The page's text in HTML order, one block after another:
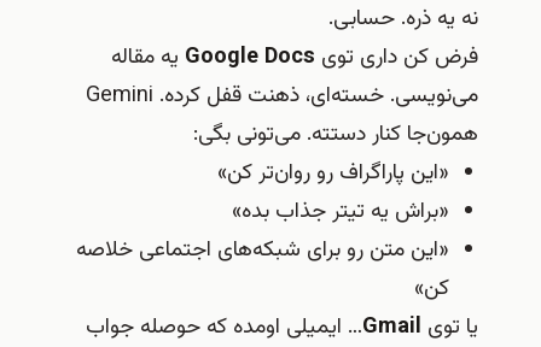
نه یه ذره. حسابی.
فرض کن داری توی Google Docs یه مقاله
می‌نویسی. خسته‌ای، ذهنت قفل کرده. Gemini
همون‌جا کنار دستته. می‌تونی بگی:
«این پاراگراف رو روان‌تر کن»
«براش یه تیتر جذاب بده»
«این متن رو برای شبکه‌های اجتماعی خلاصه
کن»
یا توی Gmail… ایمیلی اومده که حوصله جواب